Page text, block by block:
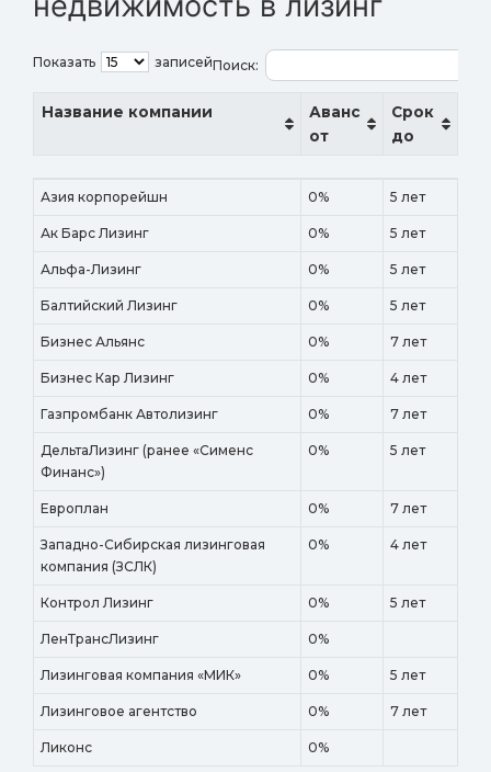
Показать записейПоиск:
Название компании
Аванс
от
Срок
до
Название компании
Аванс
Срок
Азия корпорейшн 0% 5 лет
Ак Барс Лизинг 0% 5 лет
Альфа-Лизинг 0% 5 лет
Балтийский Лизинг 0% 5 лет
Бизнес Альянс 0% 7 лет
Бизнес Кар Лизинг 0% 4 лет
Газпромбанк Автолизинг 0% 7 лет
ДельтаЛизинг (ранее «Сименс
Финанс»)
0% 5 лет
Европлан 0% 7 лет
Западно-Сибирская лизинговая
компания (ЗСЛК)
0% 4 лет
Контрол Лизинг 0% 5 лет
ЛенТрансЛизинг 0%
Лизинговая компания «МИК» 0% 5 лет
Лизинговое агентство 0% 7 лет
Ликонс 0%